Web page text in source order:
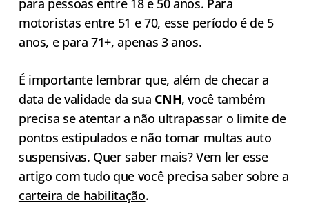
para pessoas entre 18 e 50 anos. Para
motoristas entre 51 e 70, esse período é de 5
anos, e para 71+, apenas 3 anos.
É importante lembrar que, além de checar a
data de validade da sua CNH, você também
precisa se atentar a não ultrapassar o limite de
pontos estipulados e não tomar multas auto
suspensivas. Quer saber mais? Vem ler esse
artigo com tudo que você precisa saber sobre a
carteira de habilitação.